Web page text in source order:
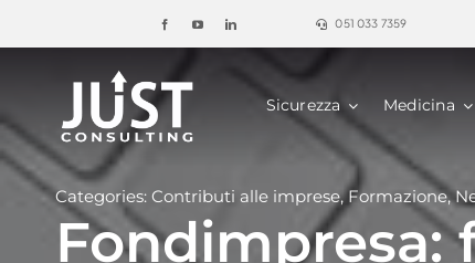
al
contenuto
051 033 7359
Sicurezza Medicina
Categories: Contributi alle imprese,Formazione,
Fondimpresa: